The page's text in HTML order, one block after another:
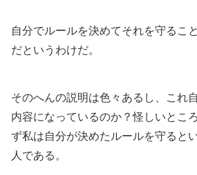
自分でルールを決めてそれを守るこ
だというわけだ。
そのへんの説明は色々あるし、これ
内容になっているのか？怪しいとこ
ず私は自分が決めたルールを守ると
人である。